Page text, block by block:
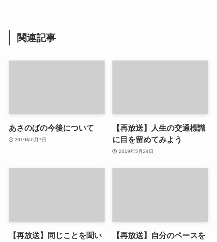
関連記事
あさのばの今後について
2019年6月7日
【再放送】人生の交通標識
に目を留めてみよう
2019年5月24日
【再放送】同じことを聞い
【再放送】自分のペースを